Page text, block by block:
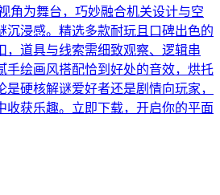
角为舞台，巧妙融合机关设计与空
沉浸感。精选多款耐玩且口碑出色的
，道具与线索需细致观察、逻辑串
手绘画风搭配恰到好处的音效，烘托
硬核解谜爱好者还是剧情向玩家，
收获乐趣。立即下载，开启你的平面